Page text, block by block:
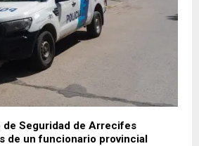
de Seguridad de Arrecifes
de un funcionario provincial